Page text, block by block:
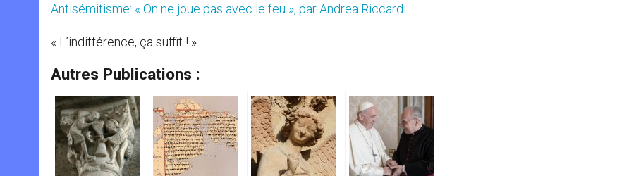
Antisémitisme: « On ne joue pas avec le feu », par Andrea Riccardi
« L’indifférence, ça suffit ! »
Autres Publications :